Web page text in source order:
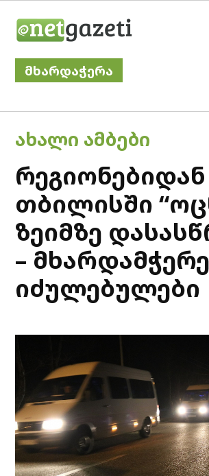
მხარდაჭერა
POSTED
IN
ᲐᲮᲐᲚᲘ ᲐᲛᲑᲔᲑᲘ
რეგიონებიდან
თბილისში
ზეიმზე
–
იძულებულები